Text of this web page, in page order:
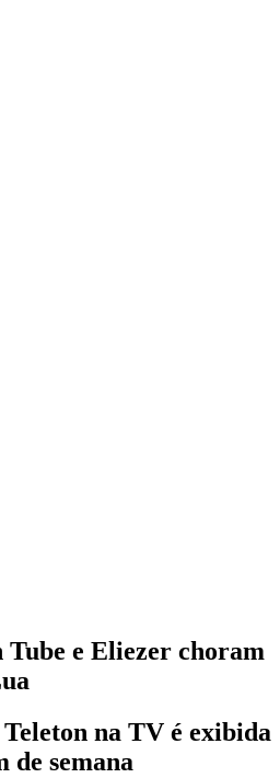
e Eliezer choram
na TV é exibida
de semana